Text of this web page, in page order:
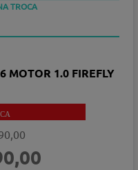
TROCA
MOTOR 1.0 FIREFLY